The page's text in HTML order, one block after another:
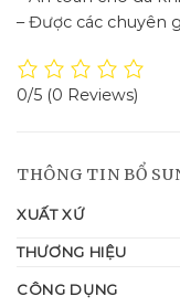
– Được các chuyên
0/5 (0 Reviews)
THÔNG TIN BỔ
XUẤT XỨ
THƯƠNG HIỆU
CÔNG DỤNG